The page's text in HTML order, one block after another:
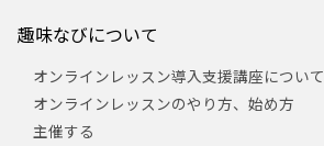
趣味なびについて
オンラインレッスン導入支援講座について
オンラインレッスンのやり方、始め方
主催する